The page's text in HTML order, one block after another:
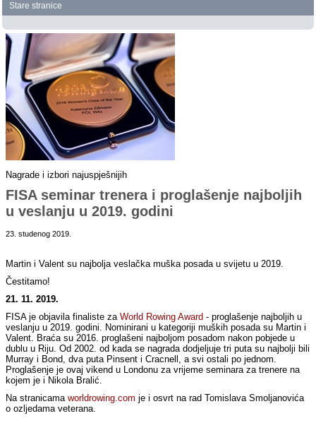
Stare stranice
Nagrade i izbori najuspješnijih
FISA seminar trenera i proglašenje najboljih
u veslanju u 2019. godini
23. studenog 2019.
Martin i Valent su najbolja veslačka muška posada u svijetu u 2019.
Čestitamo!
21. 11. 2019.
FISA je objavila finaliste zaWorld Rowing Award - proglašenje najboljih u
veslanju u 2019. godini. Nominirani u kategoriji muških posada su Martin i
Valent. Braća su 2016. proglašeni najboljom posadom nakon pobjede u
dublu u Riju. Od 2002. od kada se nagrada dodjeljuje tri puta su najbolji bili
Murray i Bond, dva puta Pinsent i Cracnell, a svi ostali po jednom.
Proglašenje je ovaj vikend u Londonu za vrijeme seminara za trenere na
kojem je i Nikola Bralić.
Na stranicamaworldrowing.com je i osvrt na rad Tomislava Smoljanovića
o ozljedama veterana.